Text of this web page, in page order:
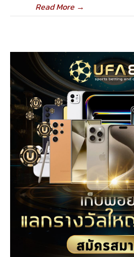
Read More→